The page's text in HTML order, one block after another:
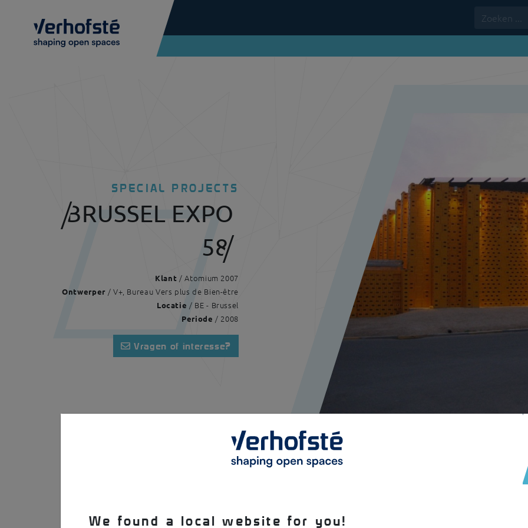
SPECIAL PROJECTS
BRUSSEL EXPO
58
Klant / Atomium 2007
Ontwerper/ V+, Bureau Vers plus de Bien-être
Locatie / BE - Brussel
Periode / 2008
Vragen of interesse?
Brussel EXPO 58
We found a local website for you!